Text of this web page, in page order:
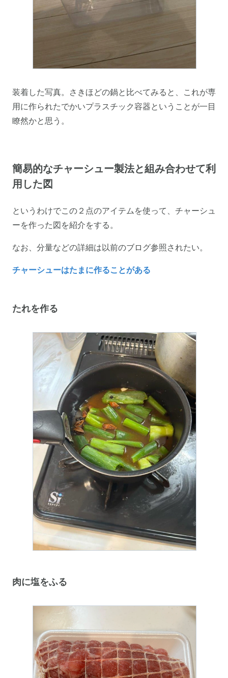
装着した写真。さきほどの鍋と比べてみると、これが専
用に作られたでかいプラスチック容器ということが一目
瞭然かと思う。
簡易的なチャーシュー製法と組み合わせて利
用した図
というわけでこの２点のアイテムを使って、チャーシュ
ーを作った図を紹介をする。
なお、分量などの詳細は以前のブログ参照されたい。
チャーシューはたまに作ることがある
たれを作る
肉に塩をふる